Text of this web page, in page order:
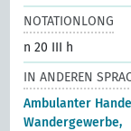
NOTATIONLONG
n 20 III h
IN ANDEREN
Ambulanter
Wandergewerbe,